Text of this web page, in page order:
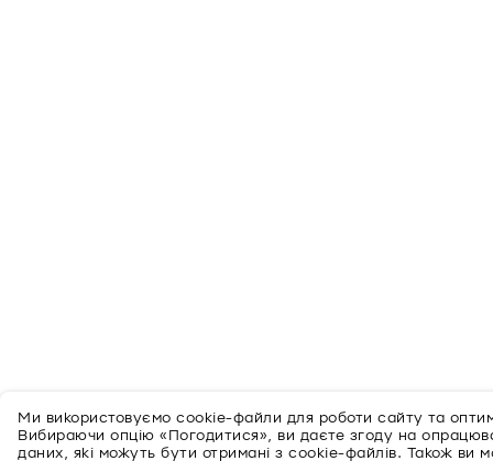
Ми використовуємо cookie-файли для роботи сайту та
Вибираючи опцію «Погодитися», ви даєте згоду на
даних, які можуть бути отримані з cookie-файлів. Також ви